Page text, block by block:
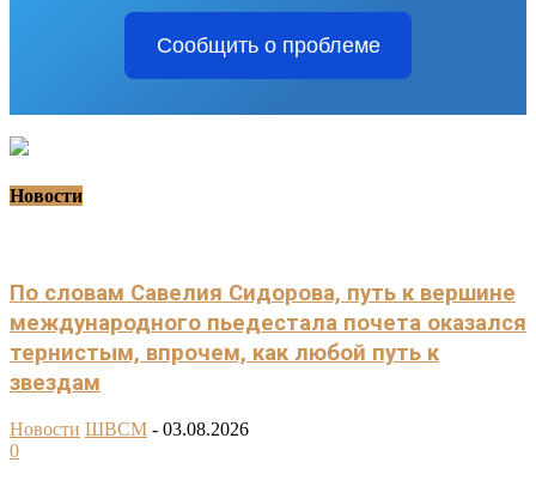
Сообщить о проблеме
Новости
По словам Савелия Сидорова, путь к вершине
международного пьедестала почета оказался
тернистым, впрочем, как любой путь к
звездам
Новости ШВСМ - 03.08.2026
0